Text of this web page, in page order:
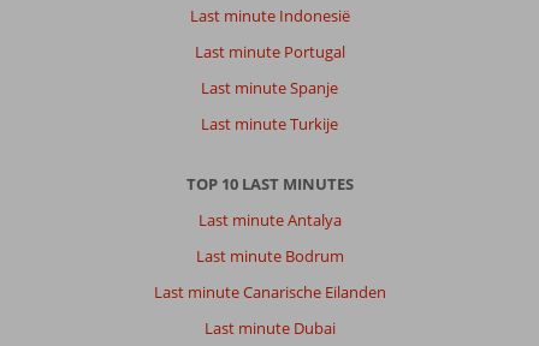
Last minute Indonesië
Last minute Portugal
Last minute Spanje
Last minute Turkije
TOP 10 LAST MINUTES
Last minute Antalya
Last minute Bodrum
Last minute Canarische Eilanden
Last minute Dubai